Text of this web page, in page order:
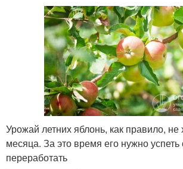
Урожай летних яблонь, как правило,
месяца. За это время его нужно успеть
переработать